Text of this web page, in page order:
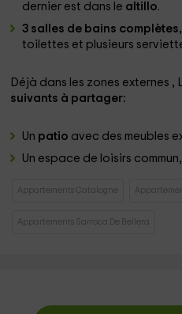
dernier est dans le altillo.
3 salles de bains complètes,
toilettes et plusieurs
Déjà dans les zones externes ,
suivants à partager:
Un patio avec des meubles
Un espace de loisirs
Appartements Catalogne
Appartements Sarroca De Bellera